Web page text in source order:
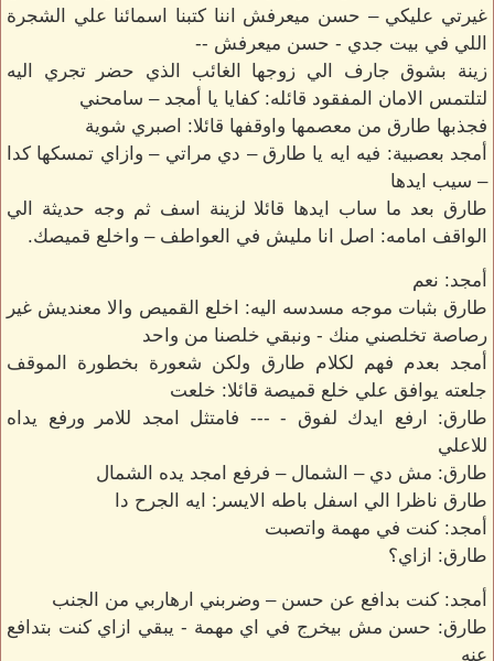
غيرتي عليكي – حسن ميعرفش اننا كتبنا اسمائنا علي الشجرة
اللي في بيت جدي - حسن ميعرفش --
زينة بشوق جارف الي زوجها الغائب الذي حضر تجري اليه
لتلتمس الامان المفقود قائله: كفايا يا أمجد – سامحني
فجذبها طارق من معصمها واوقفها قائلا: اصبري شوية
أمجد بعصبية: فيه ايه يا طارق – دي مراتي – وازاي تمسكها كدا
– سيب ايدها
طارق بعد ما ساب ايدها قائلا لزينة اسف ثم وجه حديثة الي
الواقف امامه: اصل انا مليش في العواطف – واخلع قميصك.
أمجد: نعم
طارق بثبات موجه مسدسه اليه: اخلع القميص والا معنديش غير
رصاصة تخلصني منك - ونبقي خلصنا من واحد
أمجد بعدم فهم لكلام طارق ولكن شعورة بخطورة الموقف
جلعته يوافق علي خلع قميصة قائلا: خلعت
طارق: ارفع ايدك لفوق - --- فامتثل امجد للامر ورفع يداه
للاعلي
طارق: مش دي – الشمال – فرفع امجد يده الشمال
طارق ناظرا الي اسفل باطه الايسر: ايه الجرح دا
أمجد: كنت في مهمة واتصبت
طارق: ازاي؟
أمجد: كنت بدافع عن حسن – وضربني ارهاربي من الجنب
طارق: حسن مش بيخرج في اي مهمة - يبقي ازاي كنت بتدافع
عنه